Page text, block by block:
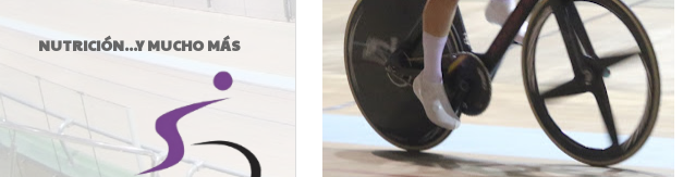
NUTRICIÓN...Y MUCHO MÁS